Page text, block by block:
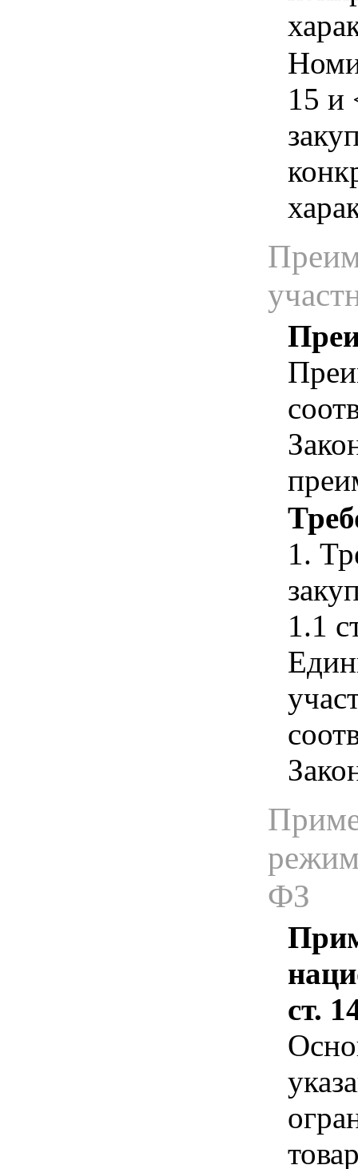
15 и
1.
1.1
ФЗ
ст.